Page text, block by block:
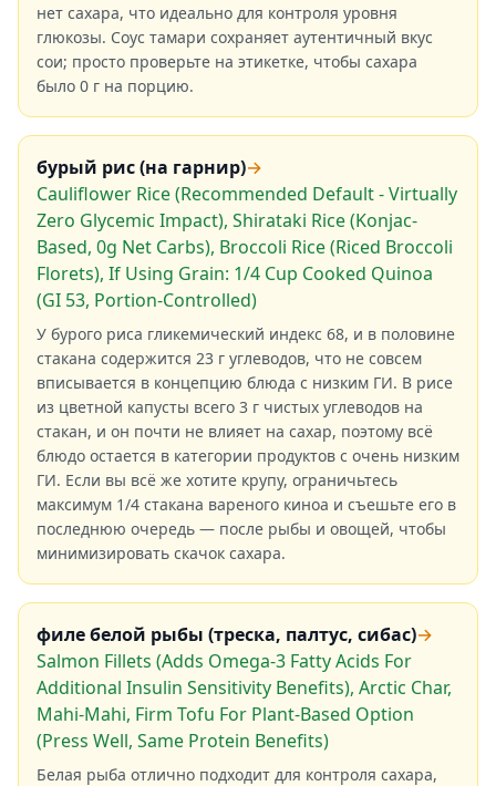
нет сахара, что идеально для контроля уровня
глюкозы. Соус тамари сохраняет аутентичный вкус
сои; просто проверьте на этикетке, чтобы сахара
было 0 г на порцию.
бурый рис (на гарнир)→
Cauliflower Rice (Recommended Default - Virtually
Zero Glycemic Impact), Shirataki Rice (Konjac-
Based, 0g Net Carbs), Broccoli Rice (Riced Broccoli
Florets), If Using Grain: 1/4 Cup Cooked Quinoa
(GI 53, Portion-Controlled)
У бурого риса гликемический индекс 68, и в половине
стакана содержится 23 г углеводов, что не совсем
вписывается в концепцию блюда с низким ГИ. В рисе
из цветной капусты всего 3 г чистых углеводов на
стакан, и он почти не влияет на сахар, поэтому всё
блюдо остается в категории продуктов с очень низким
ГИ. Если вы всё же хотите крупу, ограничьтесь
максимум 1/4 стакана вареного киноа и съешьте его в
последнюю очередь — после рыбы и овощей, чтобы
минимизировать скачок сахара.
филе белой рыбы (треска, палтус, сибас)→
Salmon Fillets (Adds Omega-3 Fatty Acids For
Additional Insulin Sensitivity Benefits), Arctic Char,
Mahi-Mahi, Firm Tofu For Plant-Based Option
(Press Well, Same Protein Benefits)
Белая рыба отлично подходит для контроля сахара,